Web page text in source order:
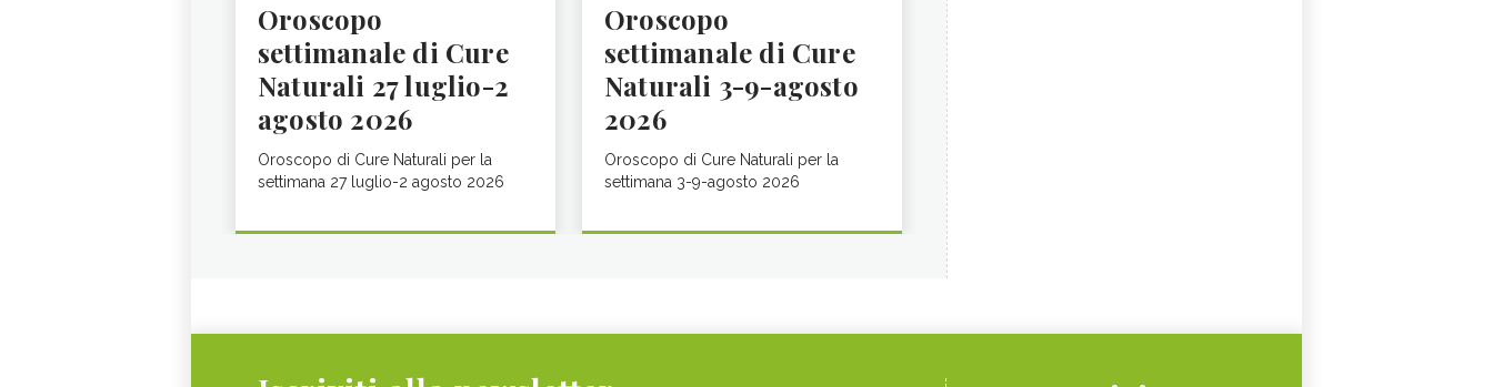
Oroscopo
settimanale di Cure
Naturali 27 luglio-2
agosto 2026
Oroscopo di Cure Naturali per la
settimana 27 luglio-2 agosto 2026
Oroscopo
settimanale di Cure
Naturali 3-9-agosto
2026
Oroscopo di Cure Naturali per la
settimana 3-9-agosto 2026